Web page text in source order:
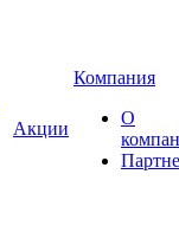
Акции
Компания
О